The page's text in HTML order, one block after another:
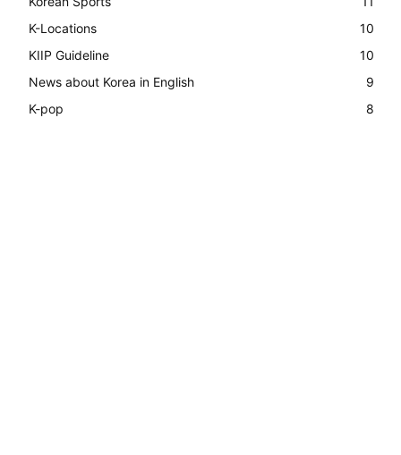
K-Locations
10
KIIP Guideline
10
News about Korea in English
9
K-pop
8